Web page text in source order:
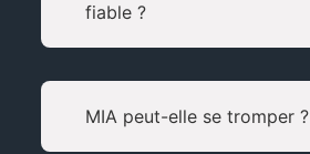
fiable ?
MIA peut-elle se tromper ?